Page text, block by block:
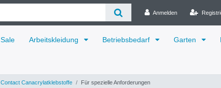
Anmelden
Sale Arbeitskleidung Betriebsbedarf Garten
Contact Canacrylatklebstoffe Für spezielle Anforderungen